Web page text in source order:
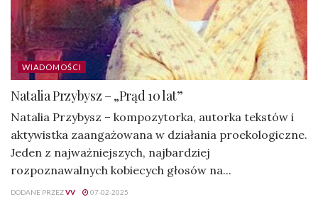
WIADOMOŚCI
Natalia Przybysz – „Prąd 10 lat”
Natalia Przybysz – kompozytorka, autorka tekstów i
aktywistka zaangażowana w działania proekologiczne.
Jeden z najważniejszych, najbardziej
rozpoznawalnych kobiecych głosów na...
DODANE PRZEZVV 07-02-2025